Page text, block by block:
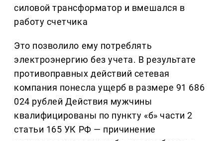
силовой трансформатор и вмешался в
работу счетчика
Это позволило ему потреблять
электроэнергию без учета. В результате
противоправных действий сетевая
компания понесла ущерб в размере 91 686
024 рублей Действия мужчины
квалифицированы по пункту «б» части 2
статьи 165 УК РФ — причинение